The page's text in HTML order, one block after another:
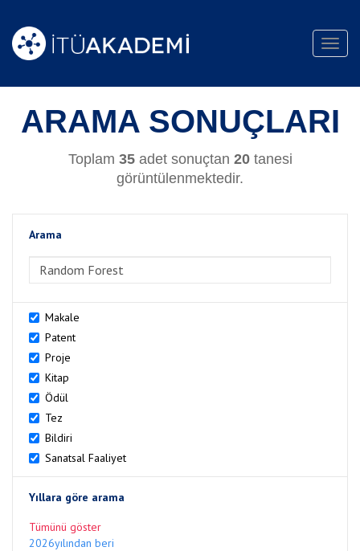
ARAMA SONUÇLARI
Toplam 35adet sonuçtan 20tanesi
görüntülenmektedir.
Arama
Makale
Patent
Proje
Kitap
Ödül
Tez
Bildiri
Sanatsal Faaliyet
Yıllara göre arama
Tümünü göster
2026yılından beri